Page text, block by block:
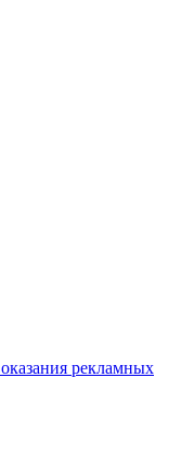
рекламных